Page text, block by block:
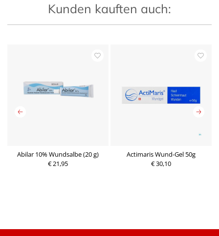
Kunden kauften auch:
Abilar 10% Wundsalbe (20 g)
€ 21,95
Actimaris Wund-Gel 50g
€ 30,10